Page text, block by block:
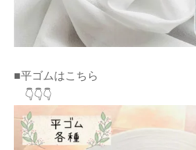
■平ゴムはこちら
👇👇👇